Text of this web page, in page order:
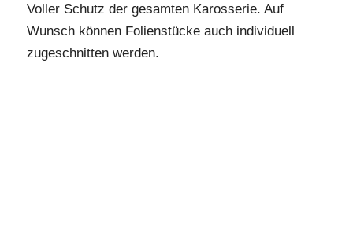
Voller Schutz der gesamten Karosserie. Auf
Wunsch können Folienstücke auch individuell
zugeschnitten werden.